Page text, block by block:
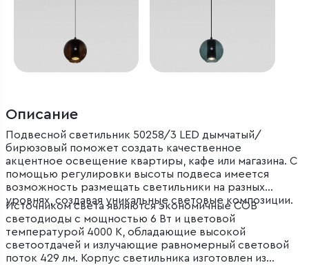
Описание
Подвесной светильник 50258/3 LED дымчатый/
бирюзовый поможет создать качественное
акцентное освещение квартиры, кафе или магазина. С
помощью регулировки высоты подвеса имеется
возможность размещать светильники на разных
уровнях, создавая уникальные световые композиции.
Источником света являются экономичные COB
светодиоды с мощностью 6 Вт и цветовой
температурой 4000 К, обладающие высокой
светоотдачей и излучающие равномерный световой
поток 429 лм. Корпус светильника изготовлен из